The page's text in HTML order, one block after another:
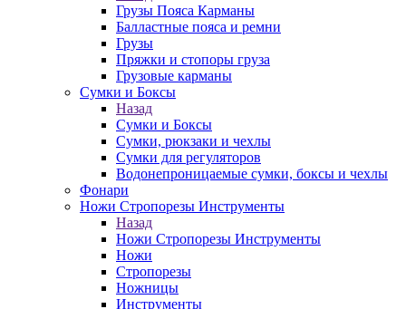
Грузы Пояса Карманы
Балластные пояса и ремни
Грузы
Пряжки и стопоры груза
Грузовые карманы
Сумки и Боксы
Назад
Сумки и Боксы
Сумки, рюкзаки и чехлы
Сумки для регуляторов
Водонепроницаемые сумки, боксы и чехлы
Фонари
Ножи Стропорезы Инструменты
Назад
Ножи Стропорезы Инструменты
Ножи
Стропорезы
Ножницы
Инструменты